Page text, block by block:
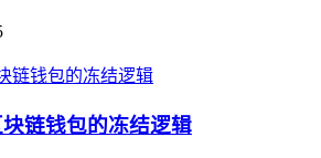
链钱包的冻结逻辑